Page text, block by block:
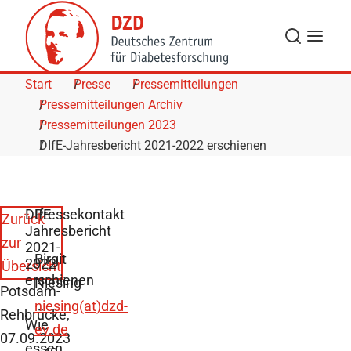
Skip to Content
Suche
Start Presse
Pressemitteilungen
Pressemitteilungen Archiv
Pressemitteilungen 2023
DIfE-Jahresbericht 2021-2022 erschienen
Zurück
zur
Übersicht
Potsdam-
Rehbrücke,
07.09.2023
DIfE-
Jahresbericht
2021-
2022
erschienen
Wie
Pressekontakt
Birgit
Niesing
niesing(at)dzd-
ev.de